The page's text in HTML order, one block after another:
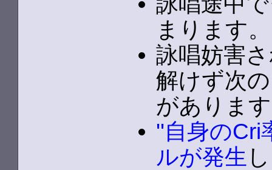
まります。
詠唱妨害
解けず次
があります
''自身のCri
ルが発生